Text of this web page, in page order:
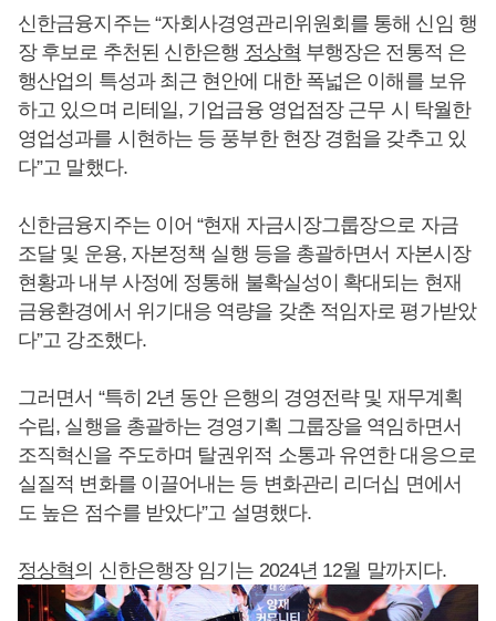
신한금융지주는 “자회사경영관리위원회를 통해 신임 행
장 후보로 추천된 신한은행 정상혁 부행장은 전통적 은
행산업의 특성과 최근 현안에 대한 폭넓은 이해를 보유
하고 있으며 리테일, 기업금융 영업점장 근무 시 탁월한
영업성과를 시현하는 등 풍부한 현장 경험을 갖추고 있
다”고 말했다.
신한금융지주는 이어 “현재 자금시장그룹장으로 자금
조달 및 운용, 자본정책 실행 등을 총괄하면서 자본시장
현황과 내부 사정에 정통해 불확실성이 확대되는 현재
금융환경에서 위기대응 역량을 갖춘 적임자로 평가받았
다”고 강조했다.
그러면서 “특히 2년 동안 은행의 경영전략 및 재무계획
수립, 실행을 총괄하는 경영기획 그룹장을 역임하면서
조직혁신을 주도하며 탈권위적 소통과 유연한 대응으로
실질적 변화를 이끌어내는 등 변화관리 리더십 면에서
도 높은 점수를 받았다”고 설명했다.
정상혁의 신한은행장 임기는 2024년 12월 말까지다.